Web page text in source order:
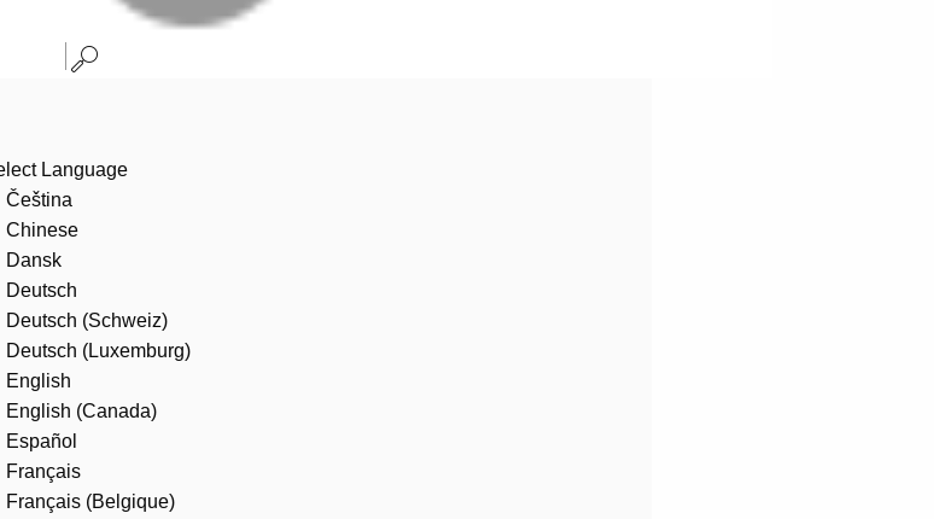
Language
Čeština
Chinese
Dansk
Deutsch
Deutsch (Schweiz)
Deutsch (Luxemburg)
English
English (Canada)
Español
Français
Français (Belgique)